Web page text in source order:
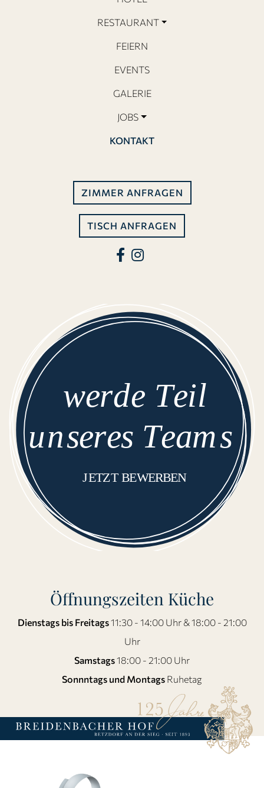
RESTAURANT
FEIERN
EVENTS
GALERIE
JOBS
KONTAKT
ZIMMER ANFRAGEN
TISCH ANFRAGEN
Öffnungszeiten Küche
Dienstags bis Freitags11:30 - 14:00 Uhr & 18:00 - 21:00
Uhr
Samstags18:00 - 21:00 Uhr
Sonnntags und Montags Ruhetag